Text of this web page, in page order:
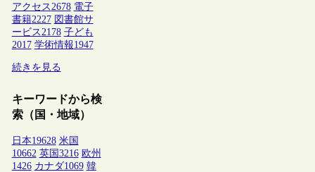
アクセス 2678 電子
書籍2227 図書館サ
ービス 2178 子ども
2017 学術情報1947
続きを見る
キーワードから検
索（国・地域）
日本19628 米国
10662 英国3216 欧州
1426 カナダ1069 韓